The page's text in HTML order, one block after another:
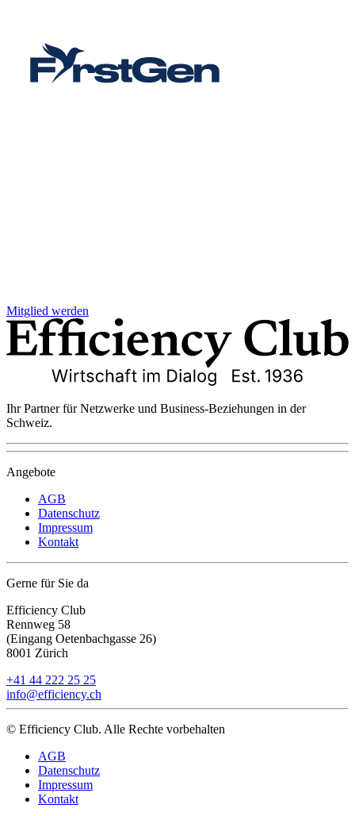
Mitglied werden
Ihr Partner für Netzwerke und Business-Beziehungen in der
Schweiz.
Angebote
AGB
Datenschutz
Impressum
Kontakt
Gerne für Sie da
Efficiency Club
Rennweg 58
(Eingang Oetenbachgasse 26)
8001 Zürich
+41 44 222 25 25
info@efficiency.ch
© Efficiency Club. Alle Rechte vorbehalten
AGB
Datenschutz
Impressum
Kontakt